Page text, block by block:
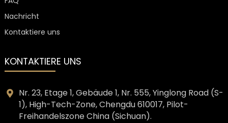
Nachricht
Kontaktiere uns
KONTAKTIERE UNS
Nr. 23, Etage 1, Gebäude 1, Nr. 555, Yinglong Road (S-
1), High-Tech-Zone, Chengdu 610017, Pilot-
Freihandelszone China (Sichuan).